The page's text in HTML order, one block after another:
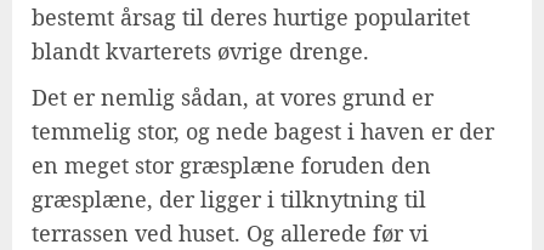
bestemt årsag til deres hurtige popularitet
blandt kvarterets øvrige drenge.
Det er nemlig sådan, at vores grund er
temmelig stor, og nede bagest i haven er der
en meget stor græsplæne foruden den
græsplæne, der ligger i tilknytning til
terrassen ved huset. Og allerede før vi